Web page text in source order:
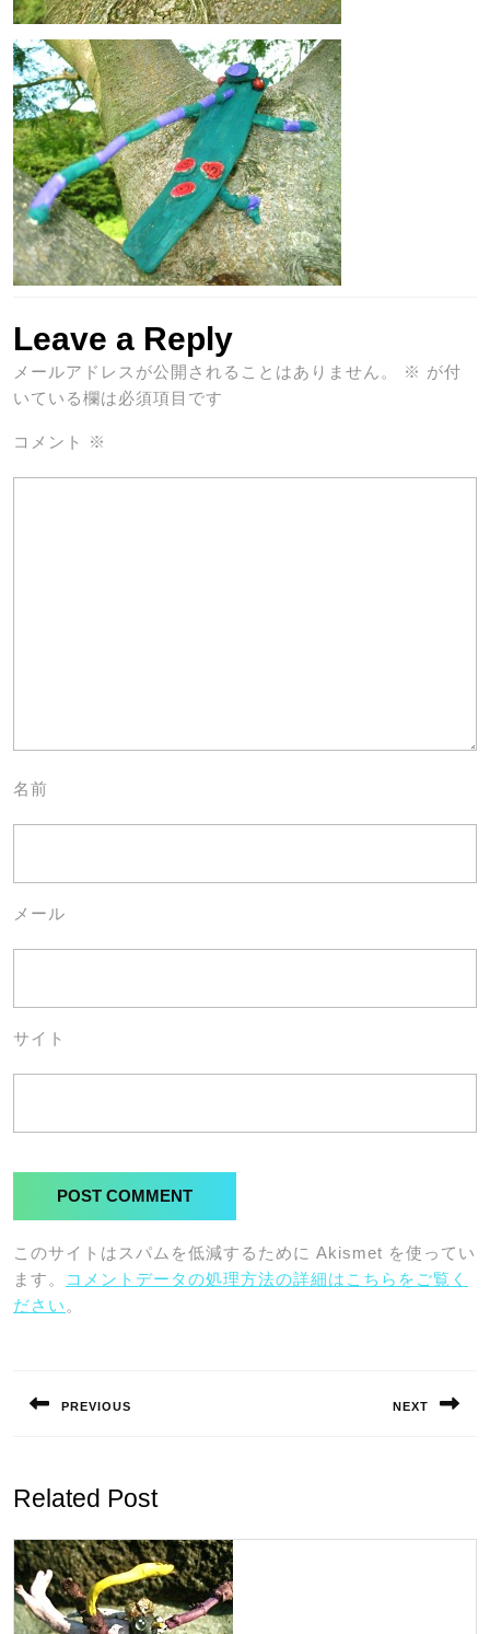
Leave a Reply
メールアドレスが公開されることはありません。 ※ が付
いている欄は必須項目です
コメント ※
名前
メール
サイト
このサイトはスパムを低減するために Akismet を使ってい
ます。
コメントデータの処理方法の詳細はこちらをご覧く
ださい 。
ナ
ゲ
ー
シ
ョ
ン
PREVIOUS NEXT
Related Post